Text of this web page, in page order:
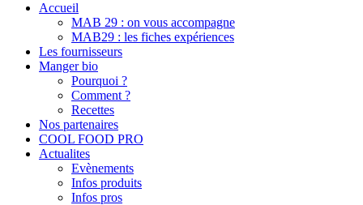
Accueil
MAB 29 : on vous accompagne
MAB29 : les fiches expériences
Les fournisseurs
Manger bio
Pourquoi ?
Comment ?
Recettes
Nos partenaires
COOL FOOD PRO
Actualites
Evènements
Infos produits
Infos pros